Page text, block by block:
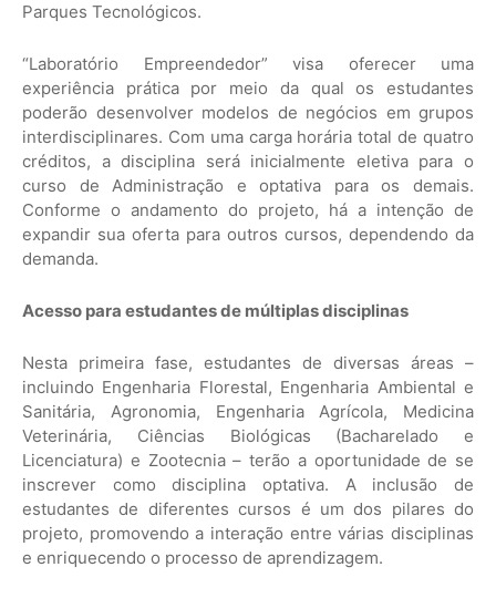
Parques Tecnológicos.
“Laboratório Empreendedor” visa oferecer uma
experiência prática por meio da qual os estudantes
poderão desenvolver modelos de negócios em grupos
interdisciplinares. Com uma carga horária total de quatro
créditos, a disciplina será inicialmente eletiva para o
curso de Administração e optativa para os demais.
Conforme o andamento do projeto, há a intenção de
expandir sua oferta para outros cursos, dependendo da
demanda.
Acesso para estudantes de múltiplas disciplinas
Nesta primeira fase, estudantes de diversas áreas –
incluindo Engenharia Florestal, Engenharia Ambiental e
Sanitária, Agronomia, Engenharia Agrícola, Medicina
Veterinária, Ciências Biológicas (Bacharelado e
Licenciatura) e Zootecnia – terão a oportunidade de se
inscrever como disciplina optativa. A inclusão de
estudantes de diferentes cursos é um dos pilares do
projeto, promovendo a interação entre várias disciplinas
e enriquecendo o processo de aprendizagem.